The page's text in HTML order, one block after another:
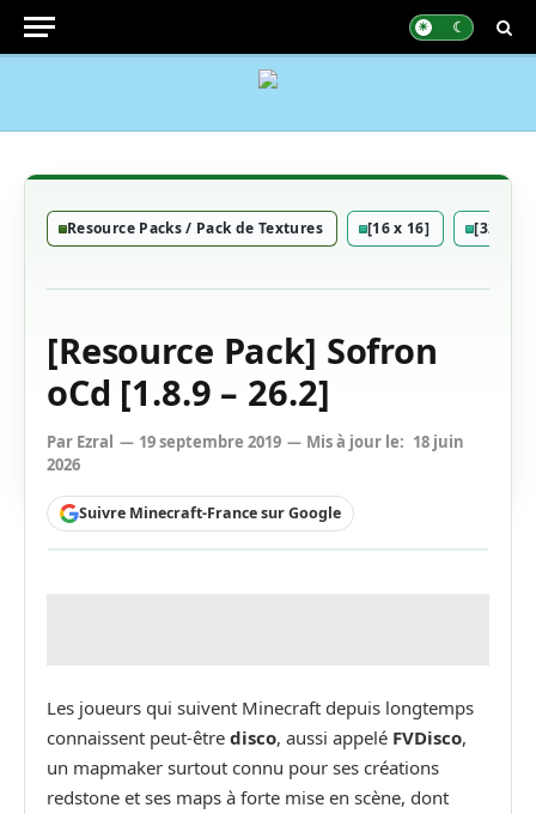
Resource Packs / Pack de Textures [16 x 16] [32 x 32]
[Resource Pack] Sofron
oCd [1.8.9 – 26.2]
Par Ezral 19 septembre 2019 Mis à jour le: 18 juin
2026
Suivre Minecraft-France sur Google
Les joueurs qui suivent Minecraft depuis longtemps
connaissent peut-être disco, aussi appelé FVDisco,
un mapmaker surtout connu pour ses créations
redstone et ses maps à forte mise en scène, dont